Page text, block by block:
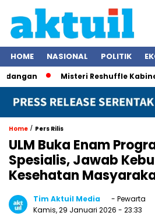
HOME NASIONAL POLITIK
Misteri Reshuffle Kabinet
Home / Pers Rilis
ULM Buka Enam
Spesialis, Jawab
Kesehatan
Tim Aktuil Media
- Pewarta
Kamis, 29 Januari 2026 - 23:33